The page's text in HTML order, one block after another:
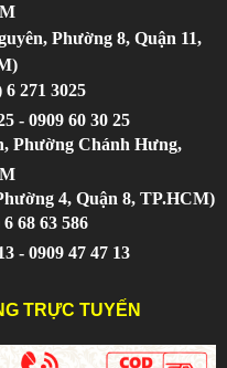
Phường 8, Quận 11,
6 271 3025
- 0909 60 30 25
Phường Chánh Hưng,
4, Quận 8, TP.HCM)
6 68 63 586
- 0909 47 47 13
TRỰC TUYẾN